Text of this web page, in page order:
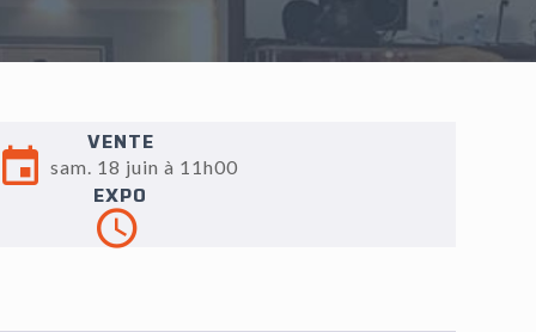
VENTE
sam. 18 juin à 11h00
EXPO